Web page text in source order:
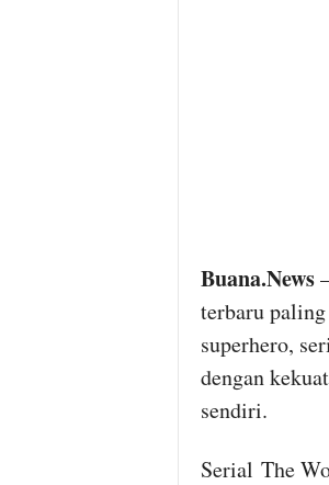
Buana.News
terbaru
superhero,
dengan
sendiri.
Serial The